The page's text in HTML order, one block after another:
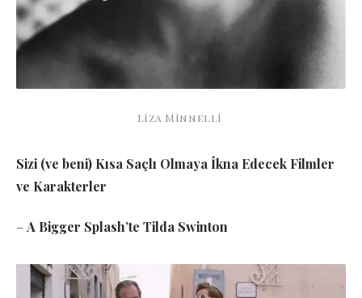
Liza Minnelli
Sizi (ve beni) Kısa Saçlı Olmaya İkna Edecek Filmler
ve Karakterler
–A Bigger Splash’te Tilda Swinton